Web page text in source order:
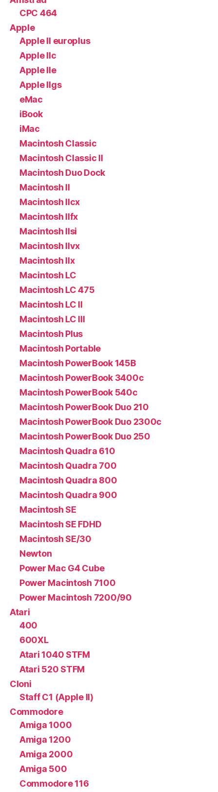
CPC 464
Apple
Apple II europlus
Apple IIc
Apple IIe
Apple IIgs
eMac
iBook
iMac
Macintosh Classic
Macintosh Classic II
Macintosh Duo Dock
Macintosh II
Macintosh IIcx
Macintosh IIfx
Macintosh IIsi
Macintosh IIvx
Macintosh IIx
Macintosh LC
Macintosh LC 475
Macintosh LC II
Macintosh LC III
Macintosh Plus
Macintosh Portable
Macintosh PowerBook 145B
Macintosh PowerBook 3400c
Macintosh PowerBook 540c
Macintosh PowerBook Duo 210
Macintosh PowerBook Duo 2300c
Macintosh PowerBook Duo 250
Macintosh Quadra 610
Macintosh Quadra 700
Macintosh Quadra 800
Macintosh Quadra 900
Macintosh SE
Macintosh SE FDHD
Macintosh SE/30
Newton
Power Mac G4 Cube
Power Macintosh 7100
Power Macintosh 7200/90
Atari
400
600XL
Atari 1040 STFM
Atari 520 STFM
Cloni
Staff C1 (Apple II)
Commodore
Amiga 1000
Amiga 1200
Amiga 2000
Amiga 500
Commodore 116